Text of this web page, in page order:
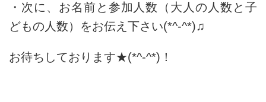
・次に、お名前と参加人数（大人の人数と子
どもの人数）をお伝え下さい(*^-^*)♫
お待ちしております★(*^-^*)！